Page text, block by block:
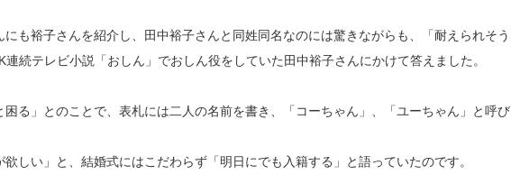
にも裕子さんを紹介し、田中裕子さんと同姓同名なのには驚きながらも、「耐えられそう
連続テレビ小説「おしん」でおしん役をしていた田中裕子さんにかけて答えました。
困る」とのことで、表札には二人の名前を書き、「コーちゃん」、「ユーちゃん」と呼び
しい」と、結婚式にはこだわらず「明日にでも入籍する」と語っていたのです。